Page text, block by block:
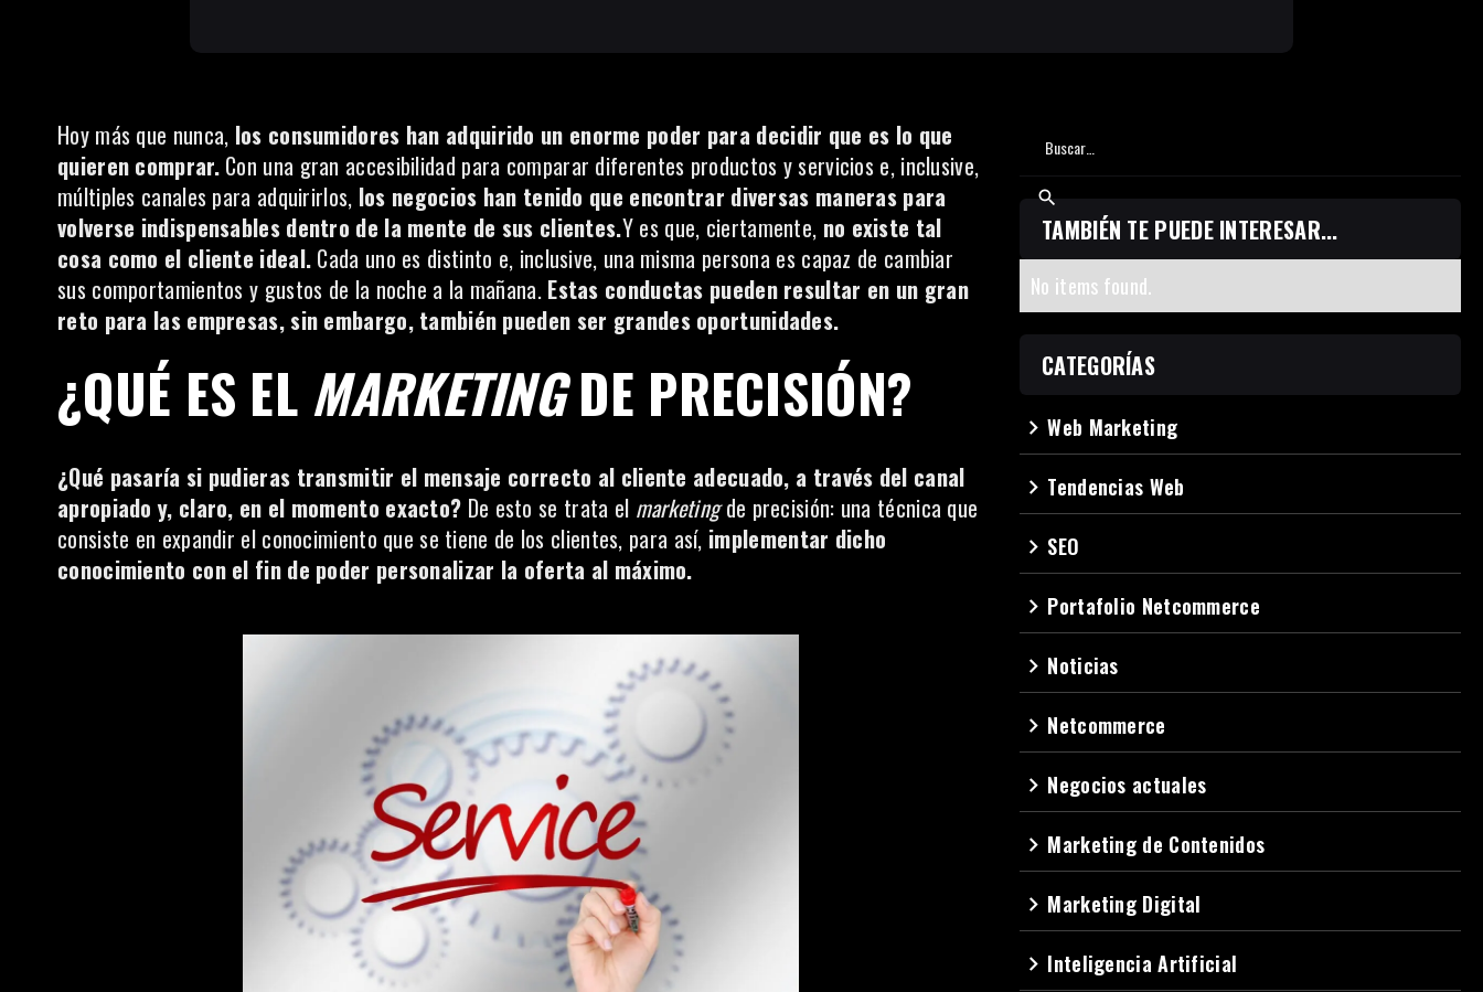
Hoy más que nunca, los consumidores han adquirido un enorme poder para decidir que es lo que
quieren comprar. Con una gran accesibilidad para comparar diferentes productos y servicios e, inclusive,
múltiples canales para adquirirlos, los negocios han tenido que encontrar diversas maneras para
volverse indispensables dentro de la mente de sus clientes.Y es que, ciertamente, no existe tal
cosa como el cliente ideal. Cada uno es distinto e, inclusive, una misma persona es capaz de cambiar
sus comportamientos y gustos de la noche a la mañana.Estas conductas pueden resultar en un gran
reto para las empresas, sin embargo, también pueden ser grandes oportunidades.
¿QUÉ ES EL MARKETINGDE PRECISIÓN?
¿Qué pasaría si pudieras transmitir el mensaje correcto al cliente adecuado, a través del canal
apropiado y, claro, en el momento exacto? De esto se trata el marketingde precisión: una técnica que
consiste en expandir el conocimiento que se tiene de los clientes, para así, implementar dicho
conocimiento con el fin de poder personalizar la oferta al máximo.
TAMBIÉN TE PUEDE INTERESAR...
No items found.
CATEGORÍAS
navigate_nextWeb Marketing
navigate_next Tendencias Web
navigate_next SEO
navigate_next Portafolio Netcommerce
navigate_next Noticias
navigate_next Netcommerce
navigate_next Negocios actuales
navigate_next Marketing de Contenidos
navigate_next Marketing Digital
navigate_next Inteligencia Artificial